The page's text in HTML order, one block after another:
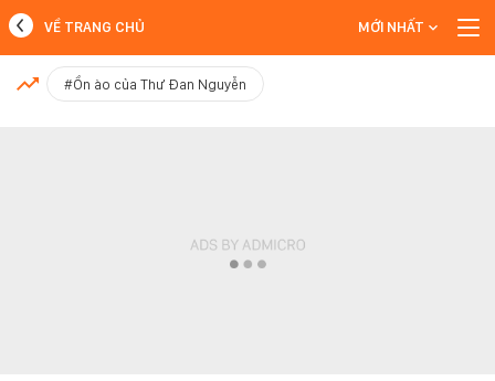
MỚI NHẤT
VỀ TRANG CHỦ MỚI NHẤT
#Ồn ào của Thư Đan Nguyễn